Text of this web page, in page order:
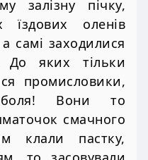
залізну пічку,
їздових оленів
самі заходилися
До яких тільки
промисловики,
Вони то
смачного
клали пастку,